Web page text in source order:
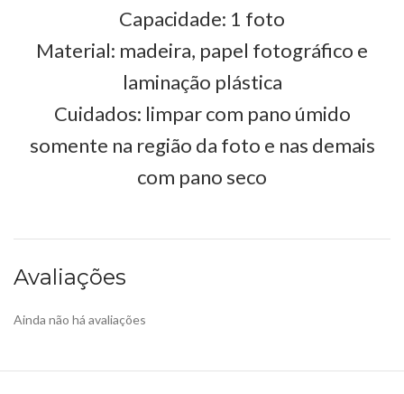
Capacidade: 1 foto
Material: madeira, papel fotográfico e
laminação plástica
Cuidados: limpar com pano úmido
somente na região da foto e nas demais
com pano seco
Avaliações
Ainda não há avaliações